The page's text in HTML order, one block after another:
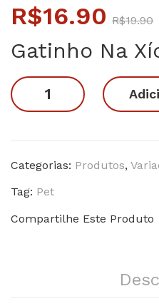
R$19.90O
R$16.90
O
Gatinho Na
Gatinho
na
Categorias: Produtos,
Tag: Pet
Compartilhe Este Produto